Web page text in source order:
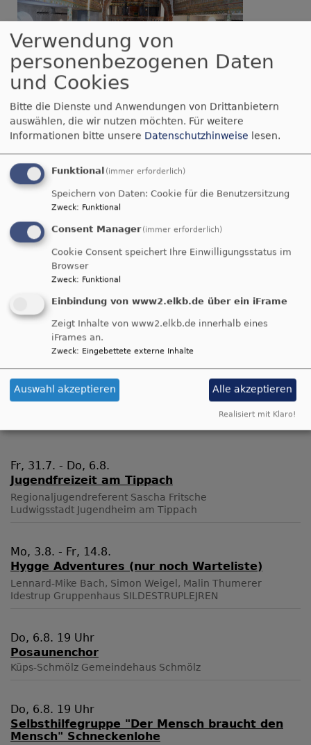
Bildrechte beim Autor
Tageslosung
Du machst fröhlich, was da lebet im Osten wie
im Westen.
Psalm 65,9
Der Kerkermeister freute sich mit seinem
ganzen Hause, dass er zum Glauben an Gott
Apostelgeschichte 16,34
© Evangelische Brüder-Unität –
Weitere Informationen finden Sie
hier
Fr, 31.7. - Do, 6.8.
Jugendfreizeit am Tippach
Regionaljugendreferent Sascha Fritsche
Ludwigsstadt Jugendheim am Tippach
Mo, 3.8. - Fr, 14.8.
Hygge Adventures (nur noch Warteliste)
Lennard-Mike Bach, Simon Weigel, Malin Thumerer
Idestrup Gruppenhaus SILDESTRUPLEJREN
Do, 6.8. 19 Uhr
Posaunenchor
Küps-Schmölz Gemeindehaus Schmölz
Do, 6.8. 19 Uhr
Selbsthilfegruppe "Der Mensch braucht den
Mensch" Schneckenlohe
Verwendung von
personenbezogenen Daten
und Cookies
Bitte die Dienste und Anwendungen von Drittanbietern
auswählen, die wir nutzen möchten. Für weitere
Informationen bitte unsere Datenschutzhinweise lesen.
Funktional (immer erforderlich)
Speichern von Daten: Cookie für die Benutzersitzung
Zweck: Funktional
Consent Manager (immer erforderlich)
Cookie Consent speichert Ihre Einwilligungsstatus im
Browser
Zweck: Funktional
Einbindung von www2.elkb.de über ein iFrame
Zeigt Inhalte von www2.elkb.de innerhalb eines
iFrames an.
Zweck: Eingebettete externe Inhalte
Auswahl akzeptieren Alle akzeptieren
Realisiert mit Klaro!